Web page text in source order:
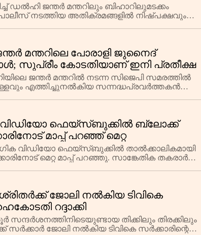
ഡൽഹി ജന്തർ മന്തറിലും ബിഹാറിലുമടക്കം
നടത്തിയ അതിക്രമങ്ങളിൽ നിഷ്പക്ഷവും
മന്തറിലെ പോരാളി ജുനൈദ്
സുപ്രീം കോടതിയാണ് ഇനി പ്രതീക്ഷ
ജന്തർ മന്തറിൽ നടന്ന സിജെപി സമരത്തിൽ
എത്തിച്ചുനൽകിയ സന്നദ്ധപ്രവർത്തകൻ
വിഡിയോ ഫെയ്‌സ്ബുക്കിൽ ബ്ലോക്ക്
മാപ്പ് പറഞ്ഞ് മെറ്റ
വിഡിയോ ഫെയ്‌സ്ബുക്കിൽ താൽക്കാലികമായി
മെറ്റ മാപ്പ് പറഞ്ഞു. സാങ്കേതിക തകരാർ
ജോലി നൽകിയ ടിവികെ
റദ്ദാക്കി
തിക്കിലും തിരക്കിലും
സർക്കാർ ജോലി നൽകിയ ടിവികെ സർക്കാരിന്റെ